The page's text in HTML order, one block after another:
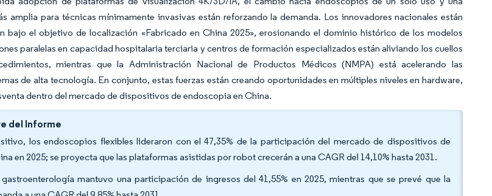
amplia para técnicas mínimamente invasivas están reforzando la demanda. Los innovadores nacionales están
bajo el objetivo de localización «Fabricado en China 2025», erosionando el dominio histórico de los modelos
paralelas en capacidad hospitalaria terciaria y centros de formación especializados están aliviando los cuellos
mientras que la Administración Nacional de Productos Médicos (NMPA) está acelerando las
de alta tecnología. En conjunto, estas fuerzas están creando oportunidades en múltiples niveles en hardware,
dentro del mercado de dispositivos de endoscopia en China.
del Informe
los endoscopios flexibles lideraron con el 47,35% de la participación del mercado de dispositivos de
en 2025; se proyecta que las plataformas asistidas por robot crecerán a una CAGR del 14,10% hasta 2031.
mantuvo una participación de ingresos del 41,55% en 2025, mientras que se prevé que la